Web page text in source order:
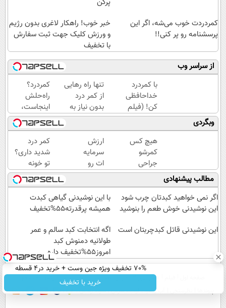
کمردردت خوب می‌شه، اگر این
پرسشنامه رو پر کنی!!
خبر خوب! راهکار لاغری بدون رژیم
و ورزش کلیک جهت ثبت سفارش
با تخفیف
از سراسر وب
با کمردرد
خداحافظی
کن! (فیلم
و ببین ◀
پرسش‌نامه
رو پرکن)
تنها راه رهایی
از کمر درد
بدون نیاز به
دارو!
(◂پرسش‌نامه)
کمردرد؟
راه‌حلش
اینجاست،
نه توی
داروخونه
وبگردی
هیچ کس
کمرشو
جراحی
نمیکنه❗
درمان
کمردرد
بدون قرص
ارزش
سرمایه
ات رو
با
سینگال
درست
بالا ببر
کمر درد
شدید داری؟
تو خونه
درمانش کن
(◂پرسش‌نامه
رو پرکن)
مطالب پیشنهادی
اگر نمی خواهید کبدتان چرب شود
این نوشیدنی خوش طعم را بنوشید
با این نوشیدنی گیاهی کبدت
همیشه پرقدرته55%تخفیف
این نوشیدنی قاتل کبدچربتان است
اگه انتخابت کبد سالم و عمر
طولانیه دمنوش کبد
امروز55%تخفیف داره
70% تخفیف ویژه جین وست + خرید در4 قسطه
خرید با تخفیف
عصر ایران۲ تماس با ما
آب و هوا اوقات شرعی سواد زندگی